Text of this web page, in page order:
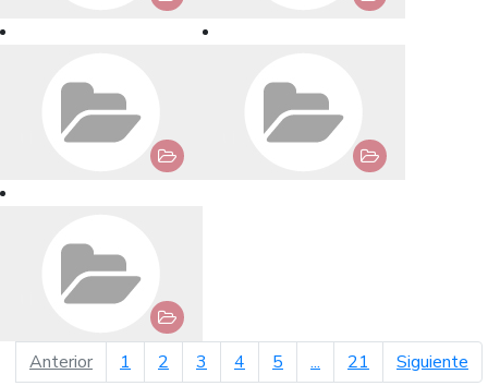
Anteriorpágina anterior
1 2 3 4 5 ... 21 Siguiente